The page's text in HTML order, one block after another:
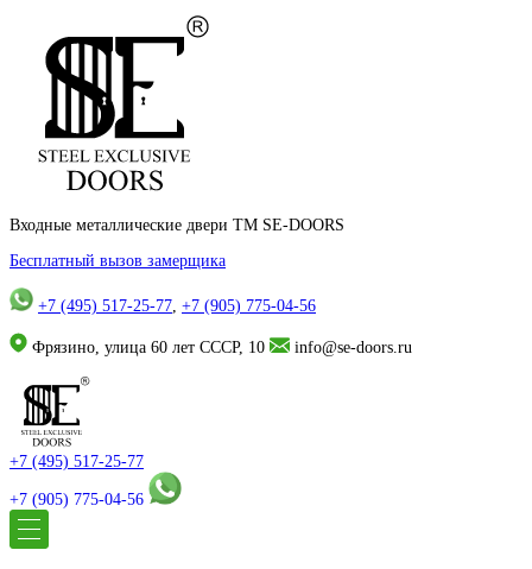
Входные металлические двери TM SE-DOORS
Бесплатный вызов замерщика
+7 (495) 517-25-77, +7 (905) 775-04-56
Фрязино, улица 60 лет СССР, 10 info@se-doors.ru
+7 (495) 517-25-77
+7 (905) 775-04-56